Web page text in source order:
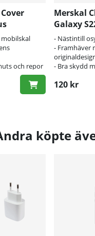
och repor
Merskal
Galaxy
- Nästintill
- Framhäver
- Bra skydd
120 kr
köpte